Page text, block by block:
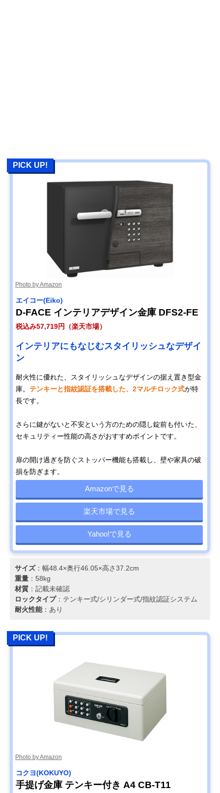
PICK UP!
Photo by Amazon
‎エイコー(Eiko)
D-FACE インテリアデザイン金庫 DFS2-FE
税込み57,719円（楽天市場）
インテリアにもなじむスタイリッシュなデザイ
ン
耐火性に優れた、スタイリッシュなデザインの据え置き型金
庫。 テンキーと指紋認証を搭載した、2マルチロック式が特
長です。
さらに鍵がないと不安という方のための隠し錠前も付いた、
セキュリティー性能の高さがおすすめポイントです。
扉の開け過ぎを防ぐストッパー機能も搭載し、壁や家具の破
損を防ぎます。
Amazonで見る
楽天市場で見る
Yahoo!で見る
サイズ：幅48.4×奥行46.05×高さ37.2cm
重量 ：58kg
材質 ：記載未確認
ロックタイプ：テンキー式/シリンダー式/指紋認証システム
耐火性能：あり
PICK UP!
Photo by Amazon
‎コクヨ(KOKUYO)
手提げ金庫 テンキー付き A4 CB-T11